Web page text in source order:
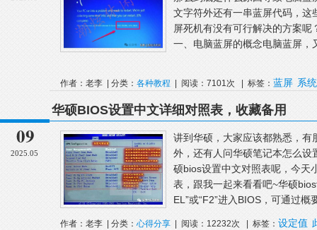
文字符外还有一串蓝屏代码，
屏死机有没有可行解决的方案
一、电脑蓝屏的概念电脑蓝屏
作者：老李 | 分类： 各种教程 | 阅读：7101次 | 标签： 蓝屏 系统
09
2025.05
华硕BIOS设置中文详细对照表，收藏备用
讲到华硕，大家应该都熟悉，
外，还有人问华硕笔记本怎么
硕bios设置中文对照表呢，今天
表，跟我一起来看看吧~华硕
EL”或“F2”进入BIOS，可通过概
作者：老李 | 分类： 心得分享 | 阅读：12232次 | 标签： 设定值